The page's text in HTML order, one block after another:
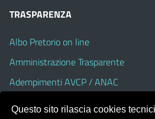
TRASPARENZA
Albo Pretorio on line
Amministrazione Trasparente
Adempimenti AVCP / ANAC
Questo sito rilascia cookies